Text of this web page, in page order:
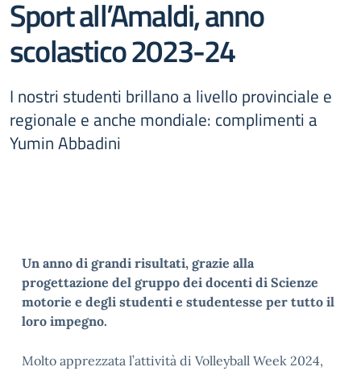
Sport all’Amaldi, anno
scolastico 2023-24
I nostri studenti brillano a livello provinciale e
regionale e anche mondiale: complimenti a
Yumin Abbadini
Un anno di grandi risultati, grazie alla
progettazione del gruppo dei docenti di Scienze
motorie e degli studenti e studentesse per tutto il
loro impegno.
Molto apprezzata l’attività di Volleyball Week 2024,